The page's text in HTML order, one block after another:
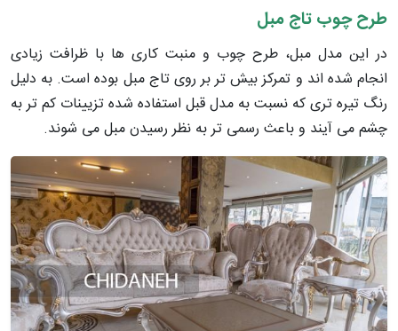
طرح چوب تاج مبل
در این مدل مبل، طرح چوب و منبت کاری ها با ظرافت زیادی
انجام شده اند و تمرکز بیش تر بر روی تاج مبل بوده است. به دلیل
رنگ تیره تری که نسبت به مدل قبل استفاده شده تزیینات کم تر به
چشم می آیند و باعث رسمی تر به نظر رسیدن مبل می شوند.